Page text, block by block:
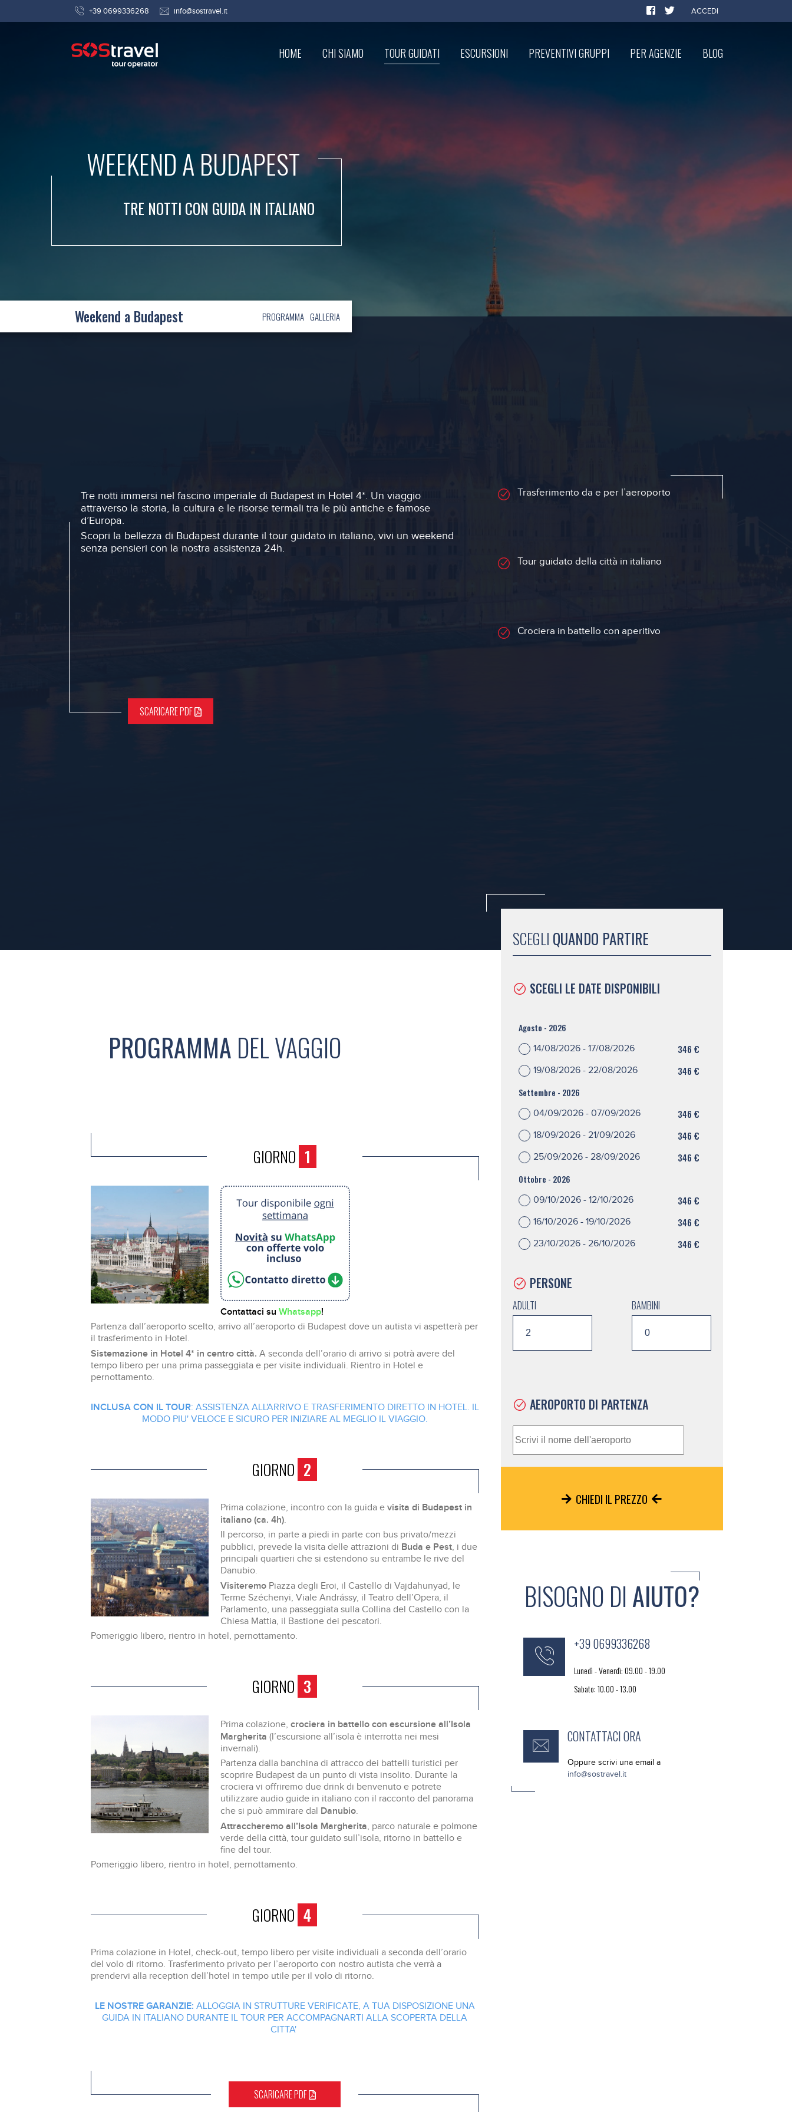
+39 0699336268 info@sostravel.it ACCEDI
HOME CHI SIAMO TOUR GUIDATI ESCURSIONI PREVENTIVI GRUPPI PER AGENZIE BLOG
WEEKEND A BUDAPEST
TRE NOTTI CON GUIDA IN ITALIANO
Weekend a Budapest PROGRAMMA GALLERIA
Tre notti immersi nel fascino imperiale di Budapest in Hotel 4*. Un viaggio
attraverso la storia, la cultura e le risorse termali tra le più antiche e famose
d’Europa.
Scopri la bellezza di Budapest durante il tour guidato in italiano, vivi un weekend
senza pensieri con la nostra assistenza 24h.
SCARICARE PDF
Trasferimento da e per l’aeroporto
Tour guidato della città in italiano
Crociera in battello con aperitivo
PROGRAMMA DEL VAGGIO
GIORNO 1
Contattaci su Whatsapp!
Partenza dall’aeroporto scelto, arrivo all’aeroporto di Budapest dove un autista vi aspetterà per
il trasferimento in Hotel.
Sistemazione in Hotel 4* in centro città. A seconda dell’orario di arrivo si potrà avere del
tempo libero per una prima passeggiata e per visite individuali. Rientro in Hotel e
pernottamento.
INCLUSA CON IL TOUR: ASSISTENZA ALL'ARRIVO E TRASFERIMENTO DIRETTO IN HOTEL. IL
MODO PIU' VELOCE E SICURO PER INIZIARE AL MEGLIO IL VIAGGIO.
GIORNO 2
Prima colazione, incontro con la guida e visita di Budapest in
italiano (ca. 4h).
Il percorso, in parte a piedi in parte con bus privato/mezzi
pubblici, prevede la visita delle attrazioni di Buda e Pest, i due
principali quartieri che si estendono su entrambe le rive del
Danubio.
VisiteremoPiazza degli Eroi, il Castello di Vajdahunyad, le
Terme Széchenyi, Viale Andrássy, il Teatro dell’Opera, il
Parlamento, una passeggiata sulla Collina del Castello con la
Chiesa Mattia, il Bastione dei pescatori.
Pomeriggio libero, rientro in hotel, pernottamento.
GIORNO 3
Prima colazione, crociera in battello con escursione all’Isola
Margherita (l’escursione all’isola è interrotta nei mesi
invernali).
Partenza dalla banchina di attracco dei battelli turistici per
scoprire Budapest da un punto di vista insolito. Durante la
crociera vi offriremo due drink di benvenuto e potrete
utilizzare audio guide in italiano con il racconto del panorama
che si può ammirare dal Danubio.
Attraccheremo all’Isola Margherita, parco naturale e polmone
verde della città, tour guidato sull’isola, ritorno in battello e
fine del tour.
Pomeriggio libero, rientro in hotel, pernottamento.
GIORNO 4
Prima colazione in Hotel, check-out, tempo libero per visite individuali a seconda dell’orario
del volo di ritorno. Trasferimento privato per l’aeroporto con nostro autista che verrà a
prendervi alla reception dell’hotel in tempo utile per il volo di ritorno.
LE NOSTRE GARANZIE: ALLOGGIA IN STRUTTURE VERIFICATE, A TUA DISPOSIZIONE UNA
GUIDA IN ITALIANO DURANTE IL TOUR PER ACCOMPAGNARTI ALLA SCOPERTA DELLA
CITTA'
SCARICARE PDF
SCEGLI QUANDO PARTIRE
SCEGLI LE DATE DISPONIBILI
Agosto - 2026
14/08/2026 - 17/08/2026 346 €
19/08/2026 - 22/08/2026 346 €
Settembre - 2026
04/09/2026 - 07/09/2026 346 €
18/09/2026 - 21/09/2026 346 €
25/09/2026 - 28/09/2026 346 €
Ottobre - 2026
09/10/2026 - 12/10/2026 346 €
16/10/2026 - 19/10/2026 346 €
23/10/2026 - 26/10/2026 346 €
PERSONE
ADULTI BAMBINI
AEROPORTO DI PARTENZA
CHIEDI IL PREZZO
BISOGNO DIAIUTO?
+39 0699336268
Lunedì - Venerdì: 09.00 - 19.00
Sabato: 10.00 - 13.00
CONTATTACI ORA
Oppure scrivi una email a
info@sostravel.it